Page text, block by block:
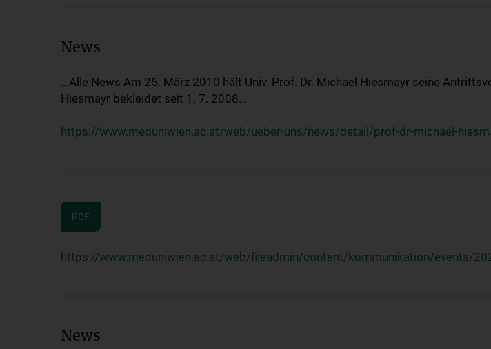
News
...Alle News Am 25. März 2010 hält Univ. Prof. Dr. Michael Hiesmayr seine
Hiesmayr bekleidet seit 1. 7. 2008...
https://www.meduniwien.ac.at/web/ueber-uns/news/detail/prof-dr-michael-
PDF
https://www.meduniwien.ac.at/web/fileadmin/content/kommunikation/events/
News